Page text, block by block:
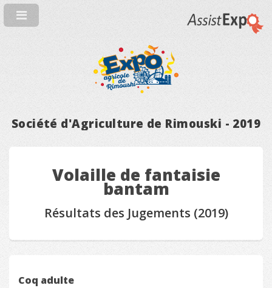
Société d'Agriculture de Rimouski - 2019
Volaille de fantaisie
bantam
Résultats des Jugements (2019)
Coq adulte